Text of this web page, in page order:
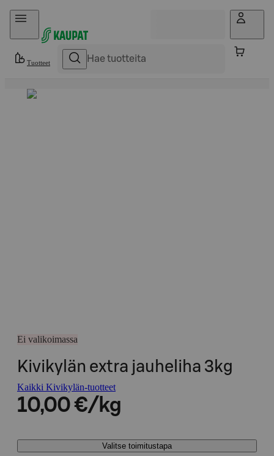
Hyppää sisältöön
Tuotteet
Ei valikoimassa
Kivikylän extra jauheliha 3kg
Kaikki Kivikylän-tuotteet
10,00 €/kg
Valitse toimitustapa